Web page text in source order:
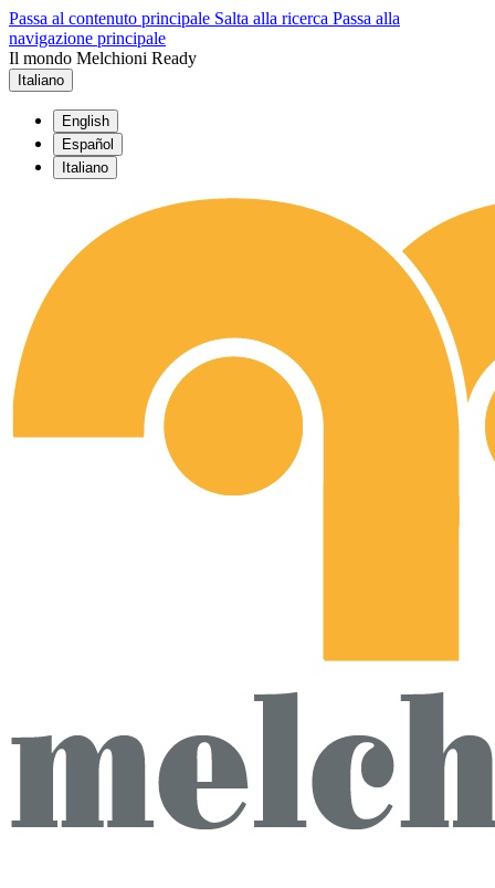
Passa al contenuto principale Salta alla ricerca Passa alla
navigazione principale
Il mondo Melchioni Ready
Italiano
English
Español
Italiano